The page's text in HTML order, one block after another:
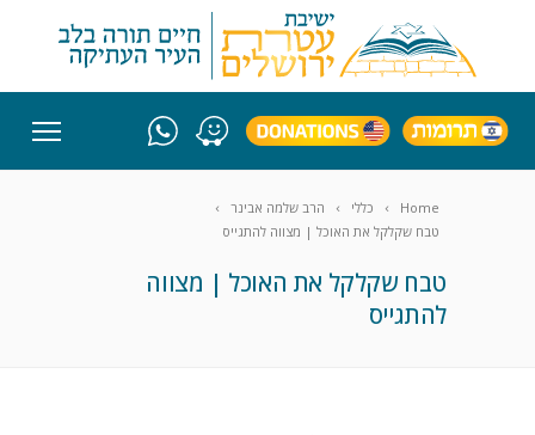
Home כללי
הרב שלמה אבינר
טבח שקלקל את האוכל | מצווה להתגייס
טבח שקלקל את האוכל | מצווה
להתגייס